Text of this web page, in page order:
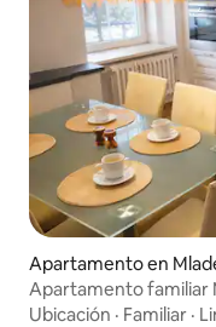
Apartamento en
Apartamento familiar
Ubicación · Familiar ·